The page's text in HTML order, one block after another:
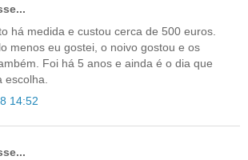
há medida e custou cerca de 500 euros.
menos eu gostei, o noivo gostou e os
Foi há 5 anos e ainda é o dia que
escolha.
14:52